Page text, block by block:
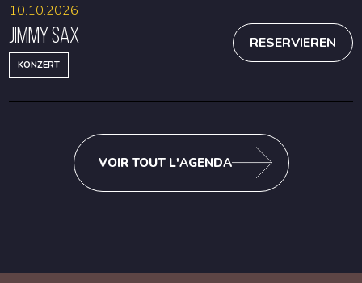
Jimmy Sax
KONZERT
10.10.2026
RESERVIEREN
VOIR TOUT L'AGENDA